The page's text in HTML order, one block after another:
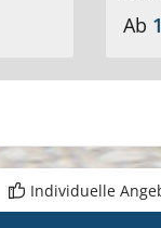
EN
alle
Ab
Individuelle